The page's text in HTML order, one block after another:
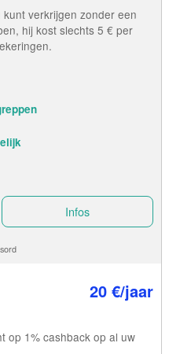
verkrijgen zonder een
hij kost slechts 5 € per
Infos
20 €/jaar
op 1% cashback op al uw